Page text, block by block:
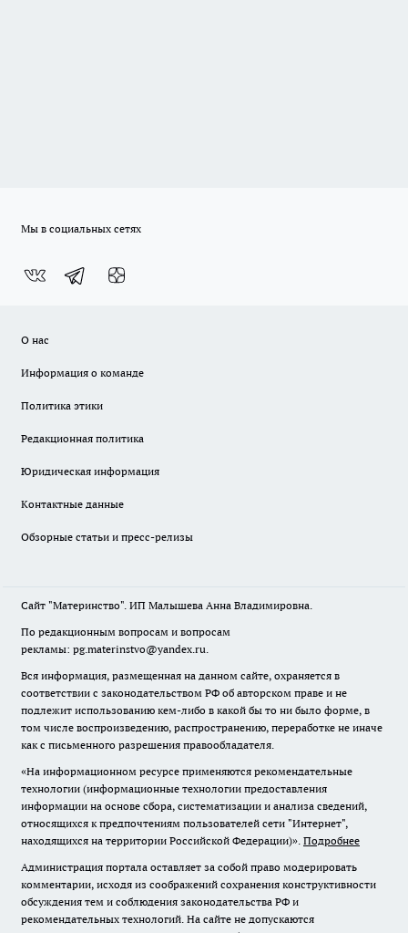
Мы в социальных сетях
О нас
Информация о команде
Политика этики
Редакционная политика
Юридическая информация
Контактные данные
Обзорные статьи и пресс-релизы
Сайт "Материнство". ИП Малышева Анна Владимировна.
По редакционным вопросам и вопросам
рекламы: pg.materinstvo@yandex.ru.
Вся информация, размещенная на данном сайте, охраняется в
соответствии с законодательством РФ об авторском праве и не
подлежит использованию кем-либо в какой бы то ни было форме, в
том числе воспроизведению, распространению, переработке не иначе
как с письменного разрешения правообладателя.
«На информационном ресурсе применяются рекомендательные
технологии (информационные технологии предоставления
информации на основе сбора, систематизации и анализа сведений,
относящихся к предпочтениям пользователей сети "Интернет",
находящихся на территории Российской Федерации)». Подробнее
Администрация портала оставляет за собой право модерировать
комментарии, исходя из соображений сохранения конструктивности
обсуждения тем и соблюдения законодательства РФ и
рекомендательных технологий. На сайте не допускаются